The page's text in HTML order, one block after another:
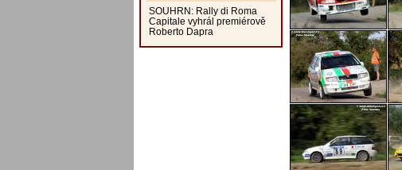
SOUHRN: Rally di Roma
Capitale vyhrál premiérově
Roberto Dapra